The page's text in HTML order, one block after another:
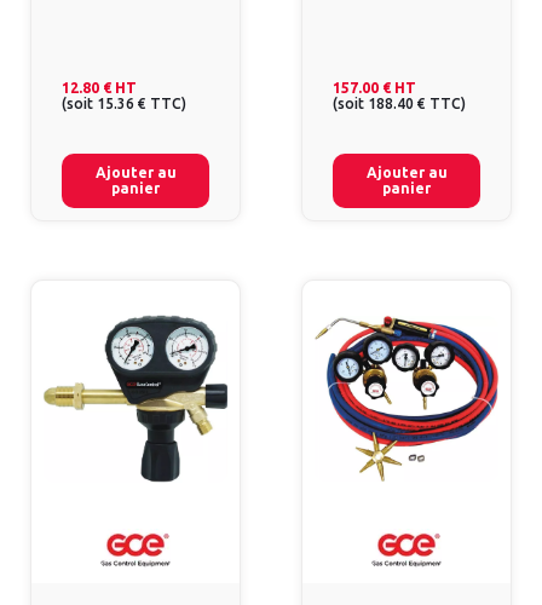
12.80 € HT
(soit 15.36 € TTC)
Ajouter au
panier
157.00 € HT
(soit 188.40 € TTC)
Ajouter au
panier